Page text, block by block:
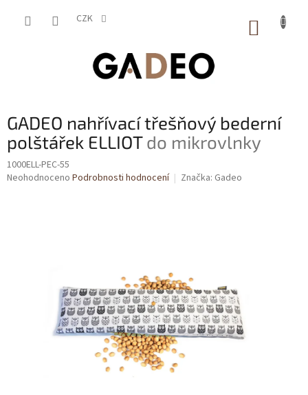
CZK
GADEO nahřívací třešňový bederní
polštářek ELLIOTdo mikrovlnky
1000ELL-PEC-55
Průměrné
Neohodnoceno Podrobnosti hodnocení Značka: Gadeo